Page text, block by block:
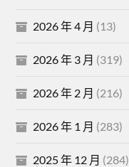
2026 年 4 月 (13)
2026 年 3 月 (319)
2026 年 2 月 (216)
2026 年 1 月 (283)
2025 年 12 月 (284)